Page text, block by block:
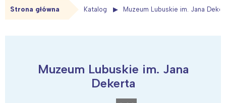
Strona główna Katalog Muzeum Lubuskie im. Jana
Muzeum Lubuskie im. Jana
Dekerta